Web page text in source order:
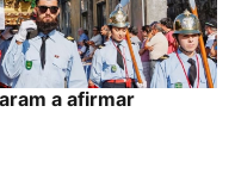
a afirmar